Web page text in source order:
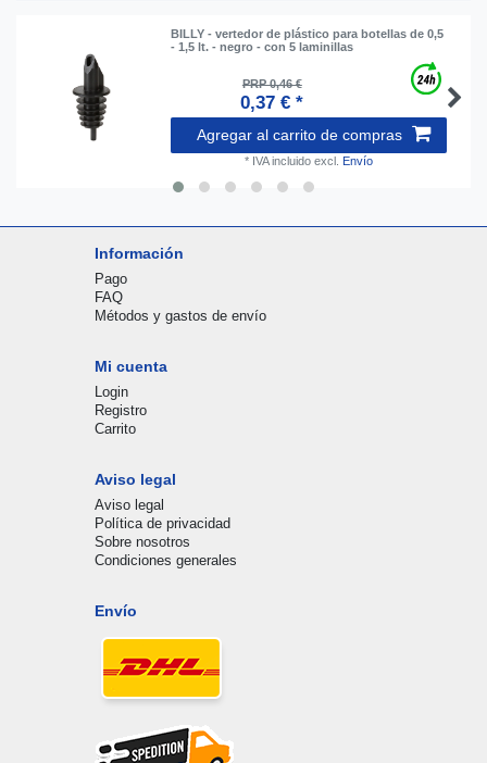
BILLY - vertedor de plástico para botellas de 0,5
- 1,5 lt. - negro - con 5 laminillas
PRP 0,46 €
0,37 € *
Agregar al carrito de compras
* IVA incluido excl. Envío
Información
Pago
FAQ
Métodos y gastos de envío
Mi cuenta
Login
Registro
Carrito
Aviso legal
Aviso legal
Política de privacidad
Sobre nosotros
Condiciones generales
Envío